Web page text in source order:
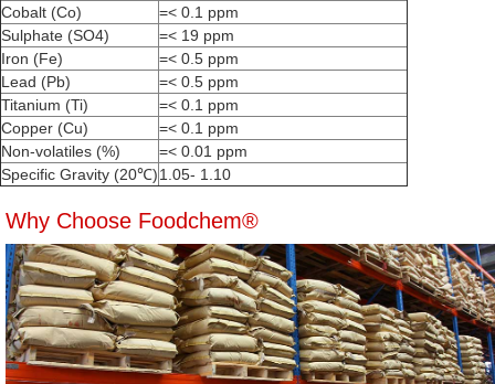
Cobalt (Co)
=< 0.1 ppm
Sulphate (SO4)
=< 19 ppm
Iron (Fe)
=< 0.5 ppm
Lead (Pb)
=< 0.5 ppm
Titanium (Ti)
=< 0.1 ppm
Copper (Cu)
=< 0.1 ppm
Non-volatiles (%)
=< 0.01 ppm
Specific Gravity (20℃)1.05- 1.10
Why Choose Foodchem®